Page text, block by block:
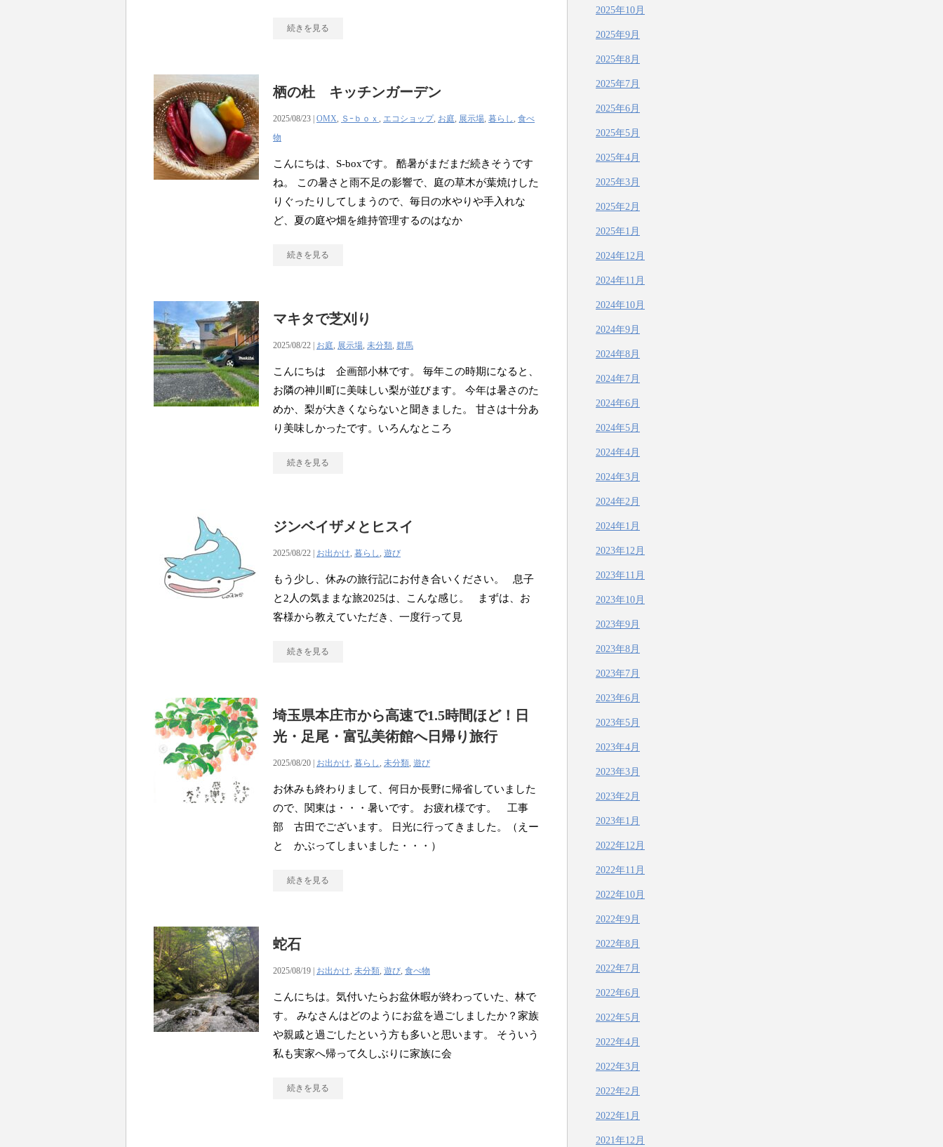
続きを見る
栖の杜 キッチンガーデン
2025/08/23 | OMX, Ｓｰｂｏｘ , エコショップ, お庭, 展示場, 暮らし, 食べ
物
こんにちは、S-boxです。 酷暑がまだまだ続きそうです
ね。 この暑さと雨不足の影響で、庭の草木が葉焼けした
りぐったりしてしまうので、毎日の水やりや手入れな
ど、夏の庭や畑を維持管理するのはなか
続きを見る
マキタで芝刈り
2025/08/22 | お庭, 展示場, 未分類, 群馬
こんにちは 企画部小林です。 毎年この時期になると、
お隣の神川町に美味しい梨が並びます。 今年は暑さのた
めか、梨が大きくならないと聞きました。 甘さは十分あ
り美味しかったです。いろんなところ
続きを見る
ジンベイザメとヒスイ
2025/08/22 | お出かけ, 暮らし, 遊び
もう少し、休みの旅行記にお付き合いください。 息子
と2人の気ままな旅2025は、こんな感じ。 まずは、お
客様から教えていただき、一度行って見
続きを見る
埼玉県本庄市から高速で1.5時間ほど！日
光・足尾・富弘美術館へ日帰り旅行
2025/08/20 | お出かけ, 暮らし, 未分類, 遊び
お休みも終わりまして、何日か長野に帰省していました
ので、関東は・・・暑いです。 お疲れ様です。 工事
部 古田でございます。 日光に行ってきました。（えー
と かぶってしまいました・・・）
続きを見る
蛇石
2025/08/19 | お出かけ, 未分類, 遊び, 食べ物
こんにちは。気付いたらお盆休暇が終わっていた、林で
す。 みなさんはどのようにお盆を過ごしましたか？家族
や親戚と過ごしたという方も多いと思います。 そういう
私も実家へ帰って久しぶりに家族に会
続きを見る
2025年10月
2025年9月
2025年8月
2025年7月
2025年6月
2025年5月
2025年4月
2025年3月
2025年2月
2025年1月
2024年12月
2024年11月
2024年10月
2024年9月
2024年8月
2024年7月
2024年6月
2024年5月
2024年4月
2024年3月
2024年2月
2024年1月
2023年12月
2023年11月
2023年10月
2023年9月
2023年8月
2023年7月
2023年6月
2023年5月
2023年4月
2023年3月
2023年2月
2023年1月
2022年12月
2022年11月
2022年10月
2022年9月
2022年8月
2022年7月
2022年6月
2022年5月
2022年4月
2022年3月
2022年2月
2022年1月
2021年12月